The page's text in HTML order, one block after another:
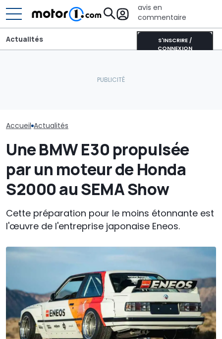
avis en
commentaire
S'INSCRIRE /
CONNEXION
Actualités
Accueil Actualités
Une BMW E30 propulsée
par un moteur de Honda
S2000 au SEMA Show
Cette préparation pour le moins étonnante est
l'œuvre de l'entreprise japonaise Eneos.